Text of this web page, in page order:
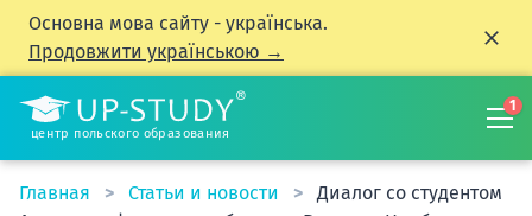
Основна мова сайту - українська.
Продовжити українською →
центр польского образования
1
Главная Статьи и новости
Диалог со студентом